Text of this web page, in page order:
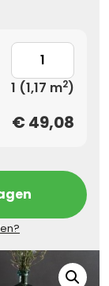
1 (1,17 m2)
€ 49,08